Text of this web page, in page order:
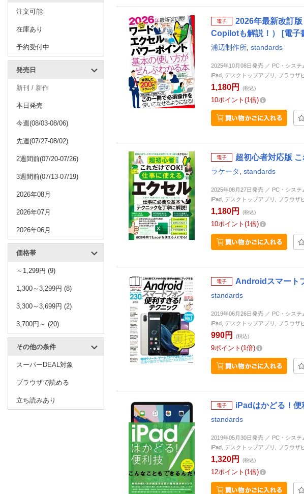
注文可能
在庫あり
予約受付中
発売日
新刊 / 新作
本日発売
今週(08/03-08/06)
先週(07/27-08/02)
2週間前(07/20-07/26)
3週間前(07/13-07/19)
2026年08月
2026年07月
2026年06月
価格帯
～1,299円 (9)
1,300～3,299円 (8)
3,300～3,699円 (2)
3,700円～ (20)
その他の条件
スーパーDEAL対象
ブラウザで読める
立ち読みあり
電子
2026年最新改訂
Copilotも解説！） [電子
浦辺制作所 standards
2025年10月08日発売 ／ PC・シス
iPad, デスクトップアプリ, ブラウザ
1,180円 (税込)
10ポイント 1倍
電子 超初心者対応版
ラケータ standards
2025年08月27日発売 ／ PC・シス
iPad, デスクトップアプリ, ブラウザ
1,180円 (税込)
10ポイント 1倍
電子 Androidスマート
standards
2019年06月26日発売 ／ PC・シス
iPad, デスクトップアプリ, ブラウザ
990円 (税込)
9ポイント 1倍
電子 iPadはかどる！
standards
2019年05月30日発売 ／ PC・シス
iPad, デスクトップアプリ, ブラウザ
1,320円 (税込)
12ポイント 1倍